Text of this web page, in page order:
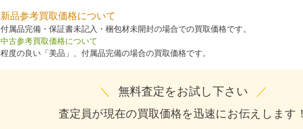
新品参考買取価格について
付属品完備・保証書未記入・梱包材未開封の場合での買取価格です。
中古参考買取価格について
程度の良い「美品」、付属品完備の場合の買取価格です。
＼ 無料査定をお試し下さい ／
査定員が現在の買取価格を迅速にお伝えします！